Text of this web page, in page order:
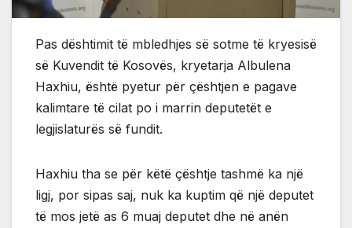
Pas dështimit të mbledhjes së sotme të kryesisë
së Kuvendit të Kosovës, kryetarja Albulena
Haxhiu, është pyetur për çështjen e pagave
kalimtare të cilat po i marrin deputetët e
legjislaturës së fundit.
Haxhiu tha se për këtë çështje tashmë ka një
ligj, por sipas saj, nuk ka kuptim që një deputet
të mos jetë as 6 muaj deputet dhe në anën